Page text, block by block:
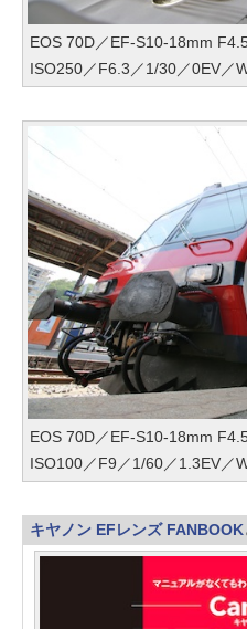
EOS 70D／EF-S10-18mm
ISO250／F6.3／1/30／0EV／
EOS 70D／EF-S10-18mm
ISO100／F9／1/60／1.3EV／
キヤノン EFレンズ FANBOOK